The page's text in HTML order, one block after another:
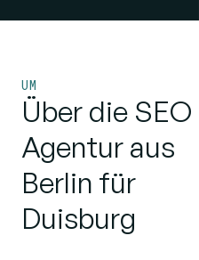
UM
Über die SEO
Agentur aus
Berlin für
Duisburg